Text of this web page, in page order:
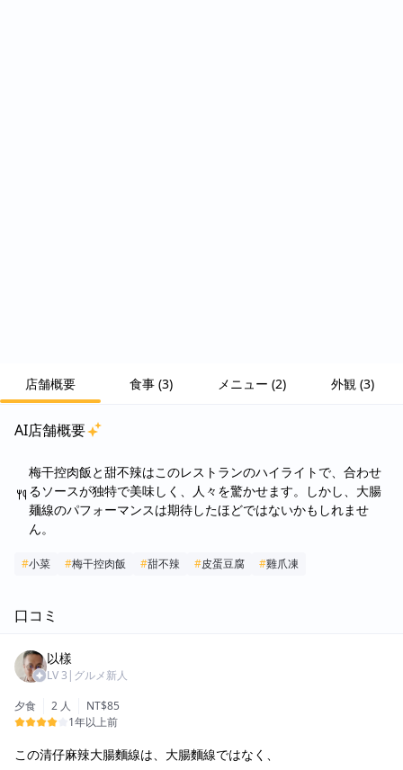
店舗概要 食事 (3) メニュー (2) 外観 (3)
AI店舗概要
梅干控肉飯と甜不辣はこのレストランのハイライトで、合わせ
るソースが独特で美味しく、人々を驚かせます。しかし、大腸
麺線のパフォーマンスは期待したほどではないかもしれませ
ん。
#小菜 #梅干控肉飯 #甜不辣 #皮蛋豆腐 #雞爪凍
口コミ
以樣
LV3 | グルメ新人
夕食
2 人
NT$85
1年以上前
この清仔麻辣大腸麵線は、大腸麵線ではなく、